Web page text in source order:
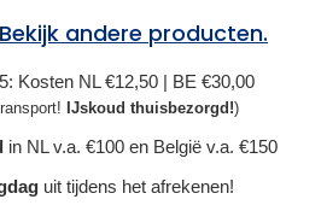
Bekijk andere producten.
Kosten NL €12,50 | BE €30,00
IJskoud thuisbezorgd!)
in NL v.a. €100 en België v.a. €150
uit tijdens het afrekenen!